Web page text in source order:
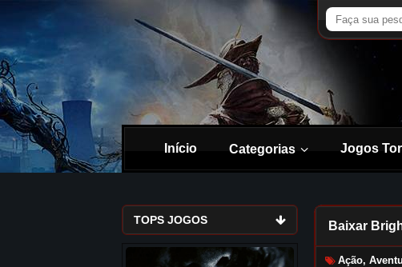
Início Categorias Jogos
TOPS JOGOS Baixar
Ação,